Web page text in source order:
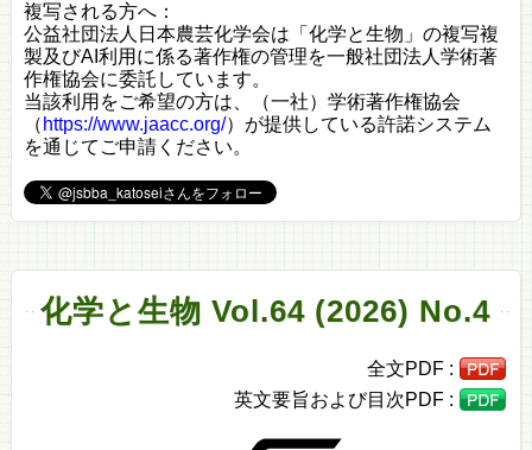
複写される方へ：
公益社団法人日本農芸化学会は「化学と生物」の複写複
製及びAI利用に係る著作権の管理を一般社団法人学術著
作権協会に委託しています。
当該利用をご希望の方は、（一社）学術著作権協会
（ https://www.jaacc.org/）が提供している許諾システム
を通じてご申請ください。
化学と生物 Vol.64 (2026) No.4
全文PDF :
英文要旨および目次PDF :